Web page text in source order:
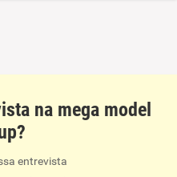
na mega model
entrevista